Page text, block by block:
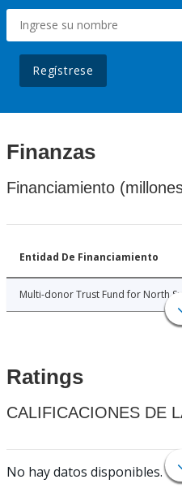
Regístrese
Finanzas
Financiamiento
Entidad De Financiamiento
Multi-donor Trust Fund for North
Ratings
CALIFICACIONES DE
No hay datos disponibles.